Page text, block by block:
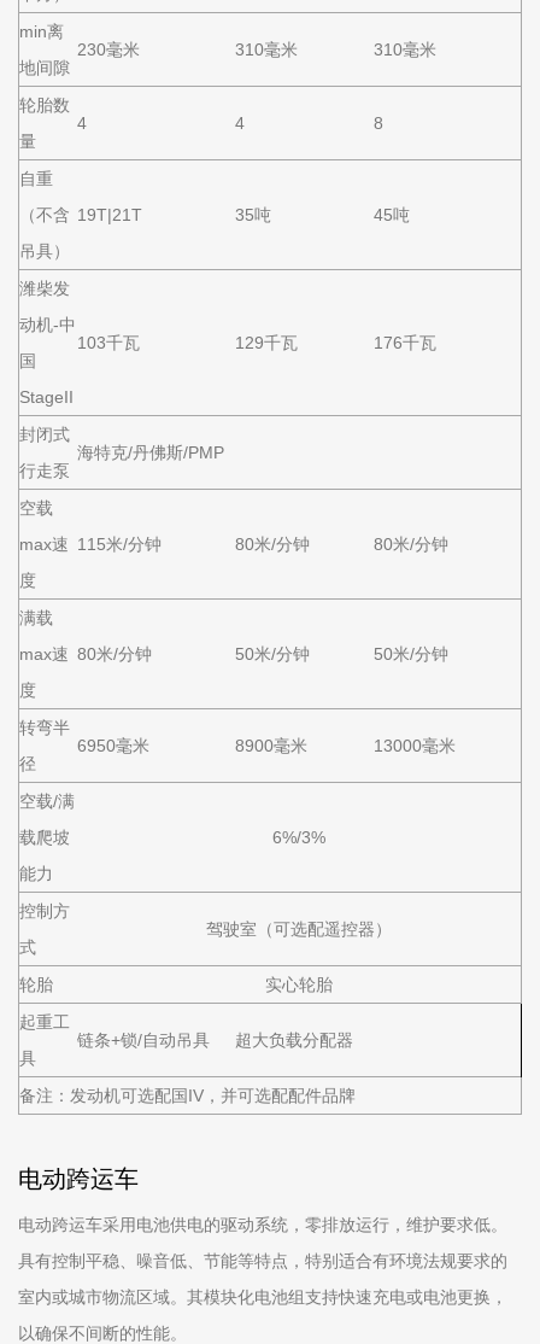
min离
地间隙
230毫米 310毫米 310毫米
轮胎数
量
4 4 8
自重
（不含
吊具）
19T|21T 35吨 45吨
潍柴发
动机-中
国
StageII
103千瓦 129千瓦 176千瓦
封闭式
行走泵
海特克/丹佛斯/PMP
空载
max速
度
115米/分钟 80米/分钟 80米/分钟
满载
max速
度
80米/分钟 50米/分钟 50米/分钟
转弯半
径
6950毫米 8900毫米 13000毫米
空载/满
载爬坡
能力
6%/3%
控制方
式
驾驶室（可选配遥控器）
轮胎
实心轮胎
起重工
具
链条+锁/自动吊具 超大负载分配器
备注：发动机可选配国IV，并可选配配件品牌
电动跨运车
电动跨运车采用电池供电的驱动系统，零排放运行，维护要求低。
具有控制平稳、噪音低、节能等特点，特别适合有环境法规要求的
室内或城市物流区域。其模块化电池组支持快速充电或电池更换，
以确保不间断的性能。